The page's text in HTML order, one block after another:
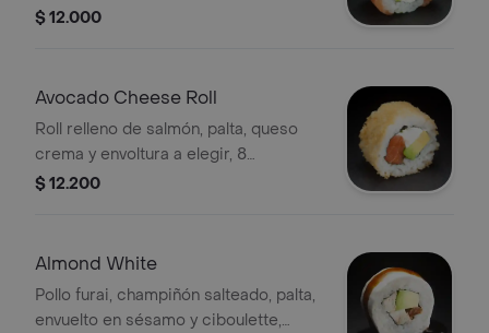
porciones.
$ 12.000
Avocado Cheese Roll
Roll relleno de salmón, palta, queso
crema y envoltura a elegir, 8
porciones.
$ 12.200
Almond White
Pollo furai, champiñón salteado, palta,
envuelto en sésamo y ciboulette,